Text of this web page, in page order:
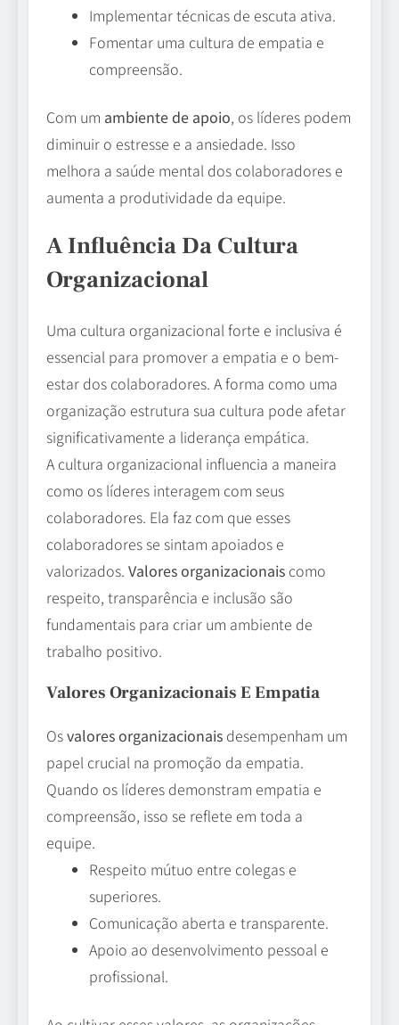
Implementar técnicas de escuta ativa.
Fomentar uma cultura de empatia e
compreensão.
Com um ambiente de apoio, os líderes podem
diminuir o estresse e a ansiedade. Isso
melhora a saúde mental dos colaboradores e
aumenta a produtividade da equipe.
A Influência Da Cultura
Organizacional
Uma cultura organizacional forte e inclusiva é
essencial para promover a empatia e o bem-
estar dos colaboradores. A forma como uma
organização estrutura sua cultura pode afetar
significativamente a liderança empática.
A cultura organizacional influencia a maneira
como os líderes interagem com seus
colaboradores. Ela faz com que esses
colaboradores se sintam apoiados e
valorizados. Valores organizacionais como
respeito, transparência e inclusão são
fundamentais para criar um ambiente de
trabalho positivo.
Valores Organizacionais E Empatia
Osvalores organizacionais desempenham um
papel crucial na promoção da empatia.
Quando os líderes demonstram empatia e
compreensão, isso se reflete em toda a
equipe.
Respeito mútuo entre colegas e
superiores.
Comunicação aberta e transparente.
Apoio ao desenvolvimento pessoal e
profissional.